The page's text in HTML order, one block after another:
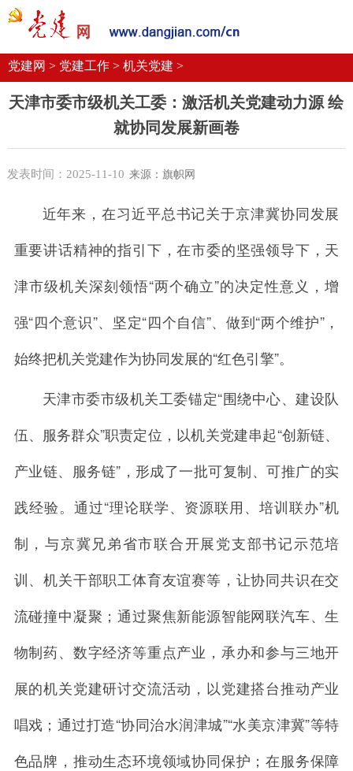
党建要闻
机关党建
校园党建 企业党建
党建网 > 党建工作 > 机关党建 >
天津市委市级机关工委：激活机关党建动力源 绘
就协同发展新画卷
发表时间：2025-11-10 来源：旗帜网
近年来，在习近平总书记关于京津冀协同发展
重要讲话精神的指引下，在市委的坚强领导下，天
津市级机关深刻领悟“两个确立”的决定性意义，增
强“四个意识”、坚定“四个自信”、做到“两个维护”，
始终把机关党建作为协同发展的“红色引擎”。
天津市委市级机关工委锚定“围绕中心、建设队
伍、服务群众”职责定位，以机关党建串起“创新链、
产业链、服务链”，形成了一批可复制、可推广的实
践经验。通过“理论联学、资源联用、培训联办”机
制，与京冀兄弟省市联合开展党支部书记示范培
训、机关干部职工体育友谊赛等，让协同共识在交
流碰撞中凝聚；通过聚焦新能源智能网联汽车、生
物制药、数字经济等重点产业，承办和参与三地开
展的机关党建研讨交流活动，以党建搭台推动产业
唱戏；通过打造“协同治水润津城”“水美京津冀”等特
色品牌，推动生态环境领域协同保护；在服务保障